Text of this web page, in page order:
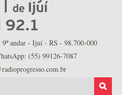
andar - Ijuí - RS - 98.700-000
(55) 99126-7087